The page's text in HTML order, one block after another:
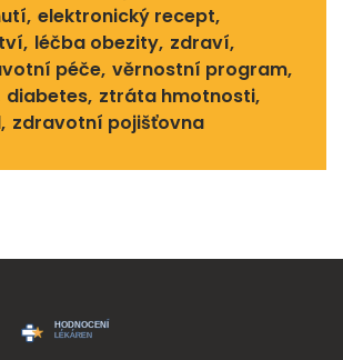
elektronický recept
léčba obezity zdraví
péče věrnostní program
diabetes ztráta hmotnosti
zdravotní pojišťovna